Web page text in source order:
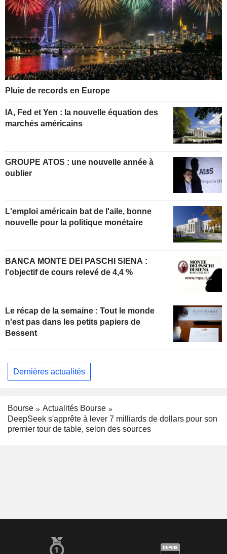
Pluie de records en Europe
IA, Fed et Yen : la nouvelle équation des
marchés américains
GROUPE ATOS : une nouvelle année à
oublier
L'emploi américain bat de l'aile, bonne
nouvelle pour la politique monétaire
BANCA MONTE DEI PASCHI SIENA :
l'objectif de cours relevé de 4,4 %
Le récap de la semaine : Tout le monde
n'est pas dans les petits papiers de
Bessent
Dernières actualités
Bourse
Actualités Bourse
DeepSeek s'apprête à lever 7 milliards de dollars pour son
premier tour de table, selon des sources